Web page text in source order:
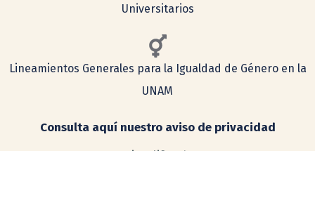
Universitarios
Lineamientos Generales para la Igualdad de Género en la
UNAM
Consulta aquí nuestro aviso de privacidad
Simplificado